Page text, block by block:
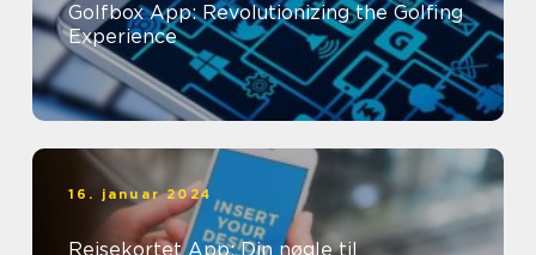
Golfbox App: Revolutionizing the Golfing
Experience
16. januar 2024
Rejsekortet App: Din nøgle til